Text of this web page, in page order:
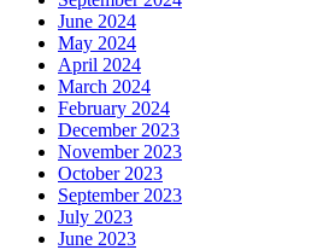
June 2024
May 2024
April 2024
March 2024
February 2024
December 2023
November 2023
October 2023
September 2023
July 2023
June 2023